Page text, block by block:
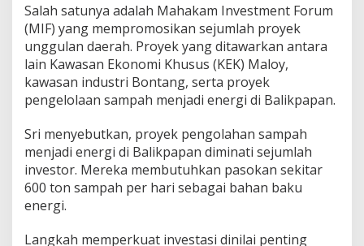
Salah satunya adalah Mahakam Investment Forum
(MIF) yang mempromosikan sejumlah proyek
unggulan daerah. Proyek yang ditawarkan antara
lain Kawasan Ekonomi Khusus (KEK) Maloy,
kawasan industri Bontang, serta proyek
pengelolaan sampah menjadi energi di Balikpapan.
Sri menyebutkan, proyek pengolahan sampah
menjadi energi di Balikpapan diminati sejumlah
investor. Mereka membutuhkan pasokan sekitar
600 ton sampah per hari sebagai bahan baku
energi.
Langkah memperkuat investasi dinilai penting